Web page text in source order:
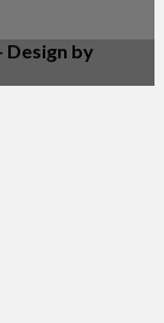
Design by